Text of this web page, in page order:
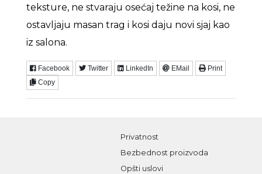
teksture, ne stvaraju osećaj težine na kosi, ne
ostavljaju masan trag i kosi daju novi sjaj kao
iz salona.
Facebook Twitter LinkedIn EMail
Print
Copy
Privatnost
Bezbednost proizvoda
Opšti uslovi